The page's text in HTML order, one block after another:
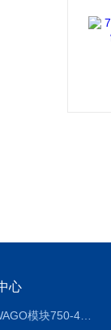
心
万可WAGO模块750-404/000-003